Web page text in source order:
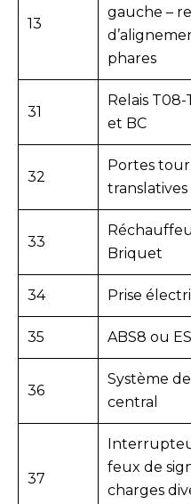
13
gauche –
phares
31
Relais T08-
et BC
32
Portes
translatives
33
Briquet
34 Prise
35 ABS8 ou
36
Système
central
37
feux de
charges